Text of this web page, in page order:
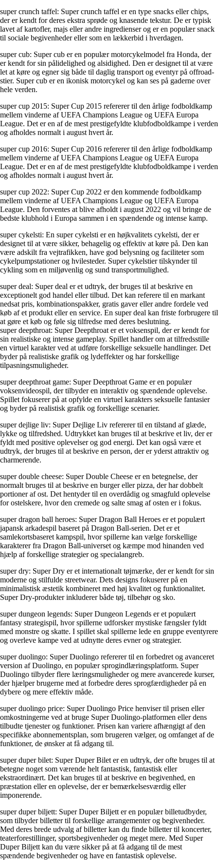
super crunch taffel: Super crunch taffel er en type snacks eller chips,
der er kendt for deres ekstra sprøde og knasende tekstur. De er typisk
lavet af kartofler, majs eller andre ingredienser og er en populær snack
til sociale begivenheder eller som en lækkerbid i hverdagen.
super cub: Super cub er en populær motorcykelmodel fra Honda, der
er kendt for sin pålidelighed og alsidighed. Den er designet til at være
let at køre og egner sig både til daglig transport og eventyr på offroad-
stier. Super cub er en ikonisk motorcykel og kan ses på gaderne over
hele verden.
super cup 2015: Super Cup 2015 refererer til den årlige fodboldkamp
mellem vinderne af UEFA Champions League og UEFA Europa
League. Det er en af de mest prestigefyldte klubfodboldkampe i verden
og afholdes normalt i august hvert år.
super cup 2016: Super Cup 2016 refererer til den årlige fodboldkamp
mellem vinderne af UEFA Champions League og UEFA Europa
League. Det er en af de mest prestigefyldte klubfodboldkampe i verden
og afholdes normalt i august hvert år.
super cup 2022: Super Cup 2022 er den kommende fodboldkamp
mellem vinderne af UEFA Champions League og UEFA Europa
League. Den forventes at blive afholdt i august 2022 og vil bringe de
bedste klubhold i Europa sammen i en spændende og intense kamp.
super cykelsti: En super cykelsti er en højkvalitets cykelsti, der er
designet til at være sikker, behagelig og effektiv at køre på. Den kan
være adskilt fra vejtrafikken, have god belysning og faciliteter som
cykelpumpstationer og hvilesteder. Super cykelstier tilskynder til
cykling som en miljøvenlig og sund transportmulighed.
super deal: Super deal er et udtryk, der bruges til at beskrive en
exceptionelt god handel eller tilbud. Det kan referere til en markant
nedsat pris, kombinationspakker, gratis gaver eller andre fordele ved
køb af et produkt eller en service. En super deal kan friste forbrugere til
at gøre et køb og føle sig tilfredse med deres beslutning.
super deepthroat: Super Deepthroat er et voksenspil, der er kendt for
sin realistiske og intense gameplay. Spillet handler om at tilfredsstille
en virtuel karakter ved at udføre forskellige seksuelle handlinger. Det
byder på realistiske grafik og lydeffekter og har forskellige
tilpasningsmuligheder.
super deepthroat game: Super Deepthroat Game er en populær
voksenvideospil, der tilbyder en interaktiv og spændende oplevelse.
Spillet fokuserer på at opfylde en virtuel karakters seksuelle fantasier
og byder på realistisk grafik og forskellige scenarier.
super dejlige liv: Super Dejlige Liv refererer til en tilstand af glæde,
lykke og tilfredshed. Udtrykket kan bruges til at beskrive et liv, der er
fyldt med positive oplevelser og god energi. Det kan også være et
udtryk, der bruges til at beskrive en person, der er yderst attraktiv og
charmerende.
super double cheese: Super Double Cheese er en betegnelse, der
normalt bruges til at beskrive en burger eller pizza, der har dobbelt
portioner af ost. Det hentyder til en overdådig og smagfuld oplevelse
for ostelskere, hvor den cremede og salte smag af osten er i fokus.
super dragon ball heroes: Super Dragon Ball Heroes er et populært
japansk arkadespil baseret på Dragon Ball-serien. Det er et
samlekortsbaseret kampspil, hvor spillerne kan vælge forskellige
karakterer fra Dragon Ball-universet og kæmpe mod hinanden ved
hjælp af forskellige strategier og specialangreb.
super dry: Super Dry er et internationalt tøjmærke, der er kendt for sin
moderne og stilfulde streetwear. Dets designs fokuserer på en
minimalistisk æstetik kombineret med høj kvalitet og funktionalitet.
Super Dry-produkter inkluderer både tøj, tilbehør og sko.
super dungeon legends: Super Dungeon Legends er et populært
fantasy strategispil, hvor spillerne udforsker mystiske fængsler fyldt
med monstre og skatte. I spillet skal spillerne lede en gruppe eventyrere
og overleve kampe ved at udnytte deres evner og strategier.
super duolingo: Super Duolingo refererer til en forbedret og avanceret
version af Duolingo, en populær sprogindlæringsplatform. Super
Duolingo tilbyder flere læringsmuligheder og mere avancerede kurser,
der hjælper brugerne med at forbedre deres sprogfærdigheder på en
dybere og mere effektiv måde.
super duolingo price: Super Duolingo Price henviser til prisen eller
omkostningerne ved at bruge Super Duolingo-platformen eller dens
tilbudte tjenester og funktioner. Prisen kan variere afhængigt af den
specifikke abonnementsplan, som brugeren vælger, og omfanget af de
funktioner, de ønsker at få adgang til.
super duper bilet: Super Duper Bilet er en udtryk, der ofte bruges til at
betegne noget som værende helt fantastisk, fantastisk eller
ekstraordinært. Det kan bruges til at beskrive en begivenhed, en
præstation eller en oplevelse, der er bemærkelsesværdig eller
imponerende.
super duper biljett: Super Duper Biljett er en populær billetudbyder,
som tilbyder billetter til forskellige arrangementer og begivenheder.
Med deres brede udvalg af billetter kan du finde billetter til koncerter,
teaterforestillinger, sportsbegivenheder og meget mere. Med Super
Duper Biljett kan du være sikker på at få adgang til de mest
spændende begivenheder og have en fantastisk oplevelse.